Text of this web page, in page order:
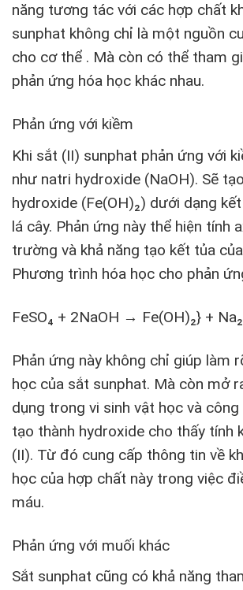
năng tương tác với các hợp chất
sunphat không chỉ là một nguồn
cho cơ thể . Mà còn có thể tham
phản ứng hóa học khác nhau.
Phản ứng với kiềm
Khi sắt (II) sunphat phản ứng với
như natri hydroxide (NaOH). Sẽ
hydroxide (Fe(OH)₂) dưới dạng
lá cây. Phản ứng này thể hiện tính
trường và khả năng tạo kết tủa
Phương trình hóa học cho phản
FeSO₄ + 2NaOH → Fe(OH)₂} +
Phản ứng này không chỉ giúp làm
học của sắt sunphat. Mà còn mở
dụng trong vi sinh vật học và công
tạo thành hydroxide cho thấy tính
(II). Từ đó cung cấp thông tin về
học của hợp chất này trong việc
máu.
Phản ứng với muối khác
Sắt sunphat cũng có khả năng